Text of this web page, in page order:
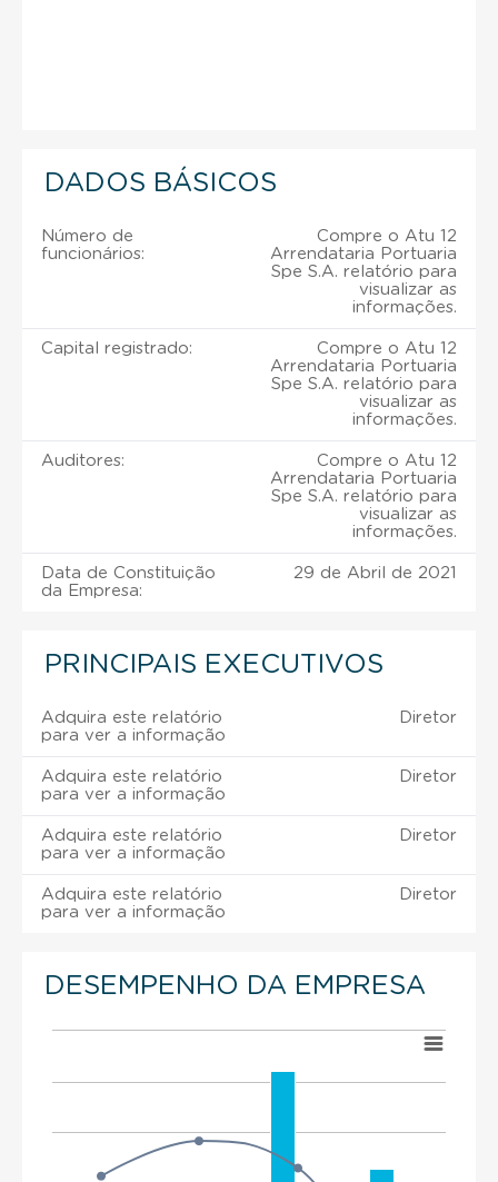
DADOS BÁSICOS
Número de
funcionários:
Compre o Atu 12
Arrendataria Portuaria
Spe S.A. relatório para
visualizar as
informações.
Capital registrado:
Compre o Atu 12
Arrendataria Portuaria
Spe S.A. relatório para
visualizar as
informações.
Auditores:
Compre o Atu 12
Arrendataria Portuaria
Spe S.A. relatório para
visualizar as
informações.
Data de Constituição
da Empresa:
29 de Abril de 2021
PRINCIPAIS EXECUTIVOS
Adquira este relatório
para ver a informação
Diretor
Adquira este relatório
para ver a informação
Diretor
Adquira este relatório
para ver a informação
Diretor
Adquira este relatório
para ver a informação
Diretor
DESEMPENHO DA EMPRESA